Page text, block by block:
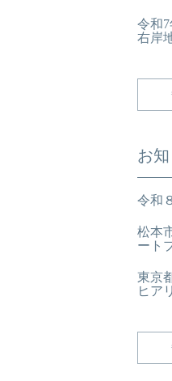
令和
右岸
お
令和
松本
ート
東京
ヒア